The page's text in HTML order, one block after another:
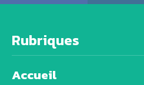
Rubriques
Accueil